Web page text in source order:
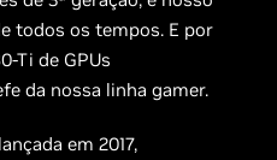
todos os tempos. E por
Ti de GPUs
da nossa linha gamer.
em 2017,